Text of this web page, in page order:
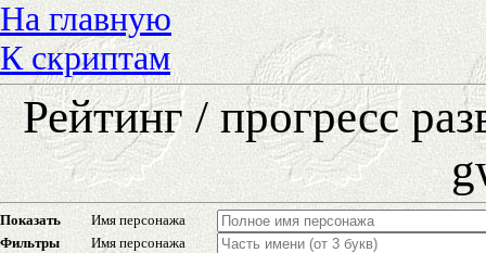
На главную
К скриптам
Рейтинг / прогресс
Показать
Имя персонажа
Фильтры
Имя персонажа